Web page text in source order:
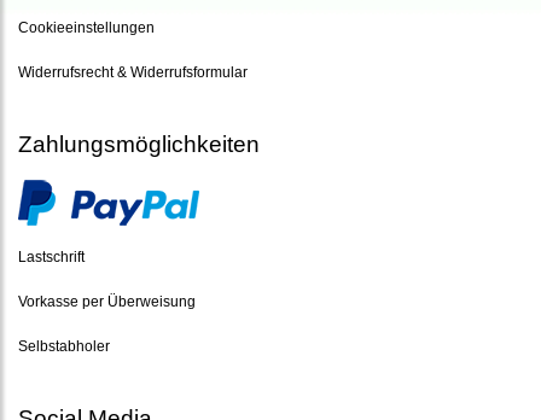
Cookieeinstellungen
Widerrufsrecht & Widerrufsformular
Zahlungsmöglichkeiten
Lastschrift
Vorkasse per Überweisung
Selbstabholer